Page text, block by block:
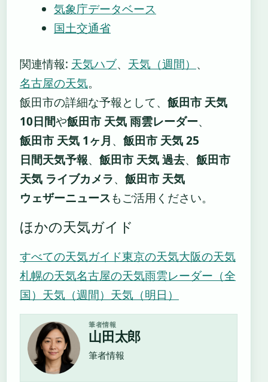
気象庁データベース
国土交通省
関連情報: 天気ハブ、 天気（週間） 、
名古屋の天気。
飯田市の詳細な予報として、 飯田市 天気
10日間や飯田市 天気 雨雲レーダー、
飯田市 天気 1ヶ月、 飯田市 天気 25
日間天気予報、 飯田市 天気 過去、 飯田市
天気 ライブカメラ、 飯田市 天気
ウェザーニュースもご活用ください。
ほかの天気ガイド
すべての天気ガイド東京の天気大阪の天気
札幌の天気名古屋の天気雨雲レーダー（全
国） 天気（週間） 天気（明日）
筆者情報
山田太郎
筆者情報